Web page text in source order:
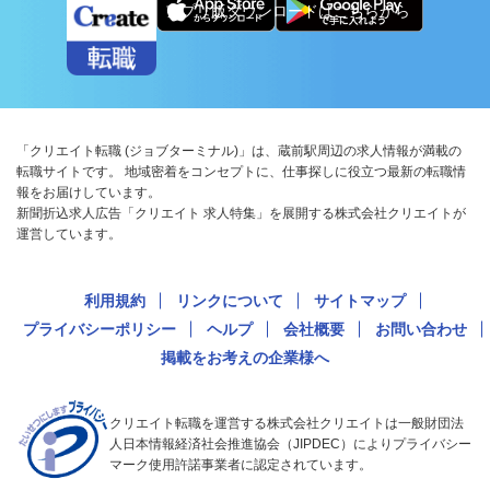
アプリ版ダウンロードはこちらから
「クリエイト転職 (ジョブターミナル)」は、蔵前駅周辺の求人情報が満載の
転職サイトです。 地域密着をコンセプトに、仕事探しに役立つ最新の転職情
報をお届けしています。
新聞折込求人広告「クリエイト 求人特集」を展開する株式会社クリエイトが
運営しています。
利用規約 リンクについて
サイトマップ
プライバシーポリシー
ヘルプ 会社概要
お問い合わせ
掲載をお考えの企業様へ
クリエイト転職を運営する株式会社クリエイトは一般財団法
人日本情報経済社会推進協会（JIPDEC）によりプライバシー
マーク使用許諾事業者に認定されています。